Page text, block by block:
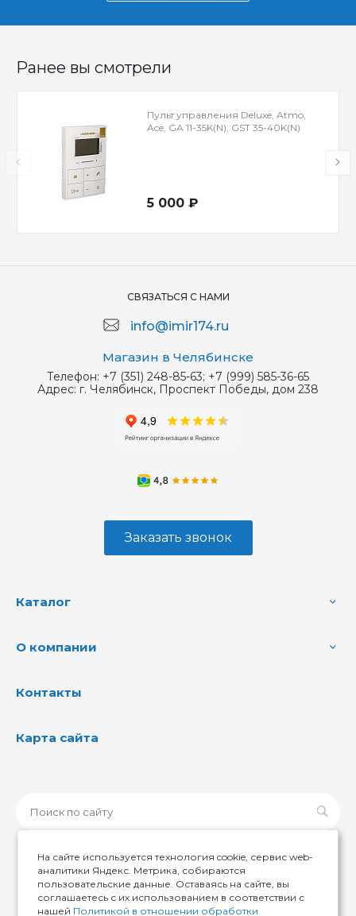
Ранее вы смотрели
Пульт управления Deluxe, Atmo,
Ace, GA 11-35K(N), GST 35-40K(N)
5 000 ₽
СВЯЗАТЬСЯ С НАМИ
info@imir174.ru
Магазин в Челябинске
Телефон: +7 (351) 248-85-63; +7 (999) 585-36-65
Адрес: г. Челябинск, Проспект Победы, дом 238
Заказать звонок
Каталог
О компании
Контакты
Карта сайта
© 2026 ИМИР174, Все права защищены
На сайте используется технология cookie, сервис web-
аналитики Яндекс. Метрика, собираются
пользовательские данные. Оставаясь на сайте, вы
соглашаетесь с их использованием в соответствии с
нашей Политикой в отношении обработки